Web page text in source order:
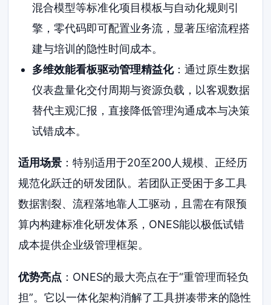
混合模型等标准化项目模板与自动化规则引
擎，零代码即可配置业务流，显著压缩流程搭
建与培训的隐性时间成本。
多维效能看板驱动管理精益化：通过原生数据
仪表盘量化交付周期与资源负载，以客观数据
替代主观汇报，直接降低管理沟通成本与决策
试错成本。
适用场景 ：特别适用于20至200人规模、正经历
规范化跃迁的研发团队。若团队正受困于多工具
数据割裂、流程落地靠人工驱动，且需在有限预
算内构建标准化研发体系，ONES能以极低试错
成本提供企业级管理框架。
优势亮点 ：ONES的最大亮点在于“重管理而轻负
担”。它以一体化架构消解了工具拼凑带来的隐性